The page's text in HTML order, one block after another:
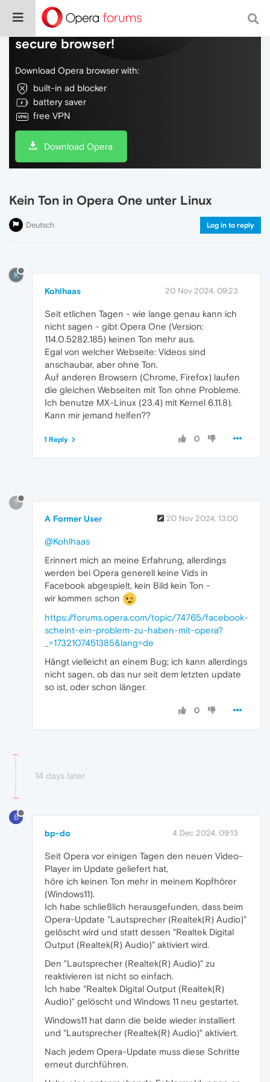
Do more on the web, with a fast and
secure browser!
Download Opera browser with:
built-in ad blocker
battery saver
free VPN
Download Opera
Kein Ton in Opera One unter Linux
Deutsch Log in to reply
K
Kohlhaas 20 Nov 2024, 09:23
Seit etlichen Tagen - wie lange genau kann ich
nicht sagen - gibt Opera One (Version:
114.0.5282.185) keinen Ton mehr aus.
Egal von welcher Webseite: Videos sind
anschaubar, aber ohne Ton.
Auf anderen Browsern (Chrome, Firefox) laufen
die gleichen Webseiten mit Ton ohne Probleme.
Ich benutze MX-Linux (23.4) mit Kernel 6.11.8).
Kann mir jemand helfen??
0
1 Reply
?
A Former User 20 Nov 2024, 13:00
@Kohlhaas
Erinnert mich an meine Erfahrung, allerdings
werden bei Opera generell keine Vids in
Facebook abgespielt, kein Bild kein Ton -
wir kommen schon
https://forums.opera.com/topic/74765/facebook-
scheint-ein-problem-zu-haben-mit-opera?
_=1732107451385&lang=de
Hängt vielleicht an einem Bug; ich kann allerdings
nicht sagen, ob das nur seit dem letzten update
so ist, oder schon länger.
0
14 days later
B
bp-do 4 Dec 2024, 09:13
Seit Opera vor einigen Tagen den neuen Video-
Player im Update geliefert hat,
höre ich keinen Ton mehr in meinem Kopfhörer
(Windows11).
Ich habe schließlich herausgefunden, dass beim
Opera-Update "Lautsprecher (Realtek(R) Audio)"
gelöscht wird und statt dessen "Realtek Digital
Output (Realtek(R) Audio)" aktiviert wird.
Den "Lautsprecher (Realtek(R) Audio)" zu
reaktivieren ist nicht so einfach.
Ich habe "Realtek Digital Output (Realtek(R)
Audio)" gelöscht und Windows 11 neu gestartet.
Windows11 hat dann die beide wieder installiert
und "Lautsprecher (Realtek(R) Audio)" aktiviert.
Nach jedem Opera-Update muss diese Schritte
erneut durchführen.